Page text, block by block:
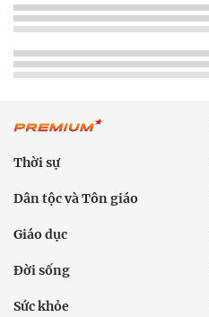
Thời sự
Dân tộc và Tôn giáo
Giáo dục
Đời sống
Sức khỏe